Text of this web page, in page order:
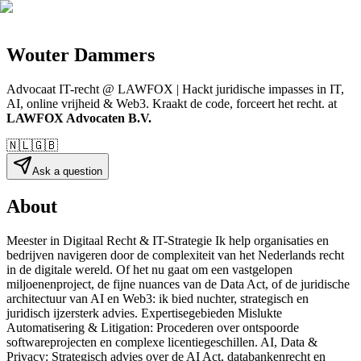
Wouter Dammers
Advocaat IT-recht @ LAWFOX | Hackt juridische impasses in IT,
AI, online vrijheid & Web3. Kraakt de code, forceert het recht. at
LAWFOX Advocaten B.V.
🇳🇱🇬🇧
Ask a question
About
Meester in Digitaal Recht & IT-Strategie Ik help organisaties en
bedrijven navigeren door de complexiteit van het Nederlands recht
in de digitale wereld. Of het nu gaat om een vastgelopen
miljoenenproject, de fijne nuances van de Data Act, of de juridische
architectuur van AI en Web3: ik bied nuchter, strategisch en
juridisch ijzersterk advies. Expertisegebieden Mislukte
Automatisering & Litigation: Procederen over ontspoorde
softwareprojecten en complexe licentiegeschillen. AI, Data &
Privacy: Strategisch advies over de AI Act, databankenrecht en